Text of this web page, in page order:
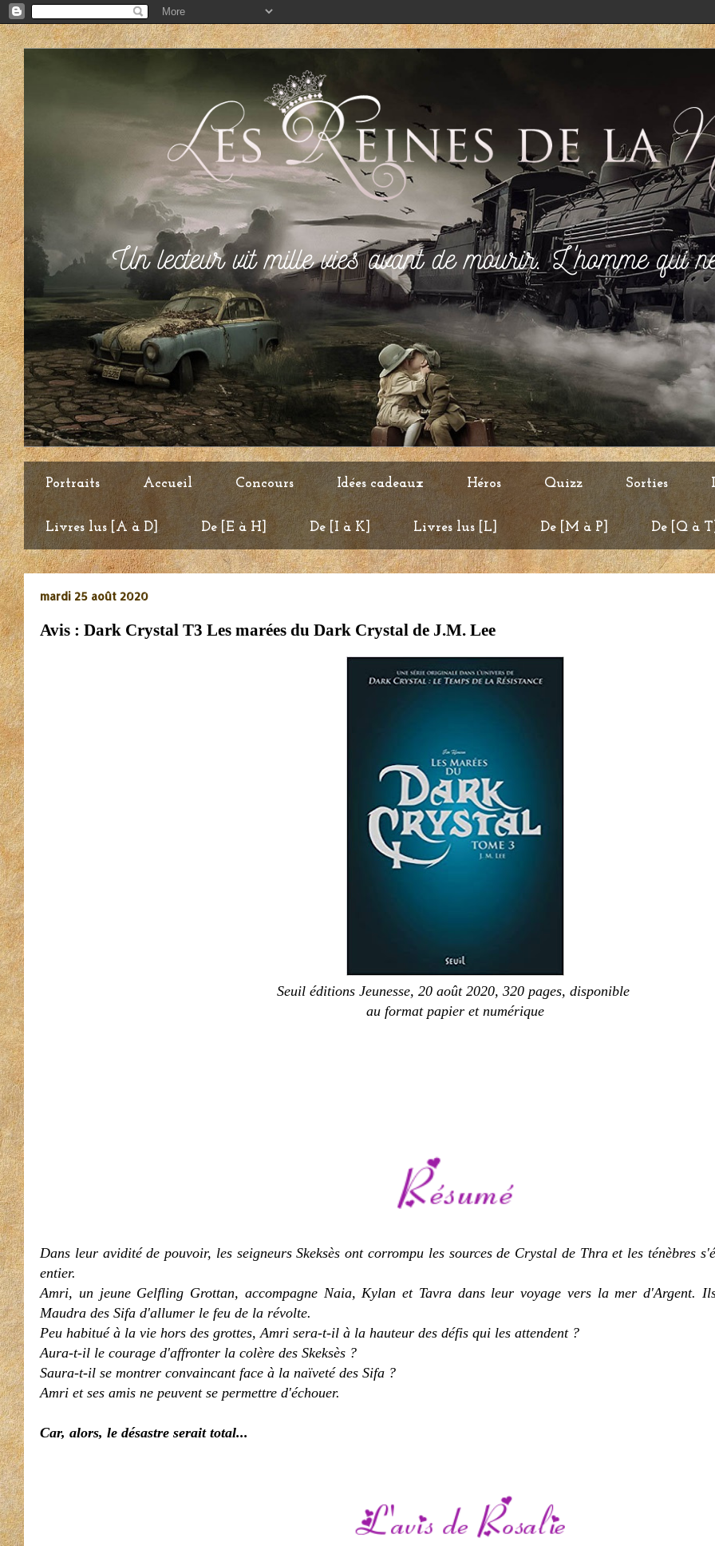
Portraits Accueil Concours Idées cadeaux Héros Quizz Sorties
Livres lus [A à D] De [E à H] De [I à K] Livres lus [L] De [M à P] De [Q à T]
mardi 25 août 2020
Avis : Dark Crystal T3 Les marées du Dark Crystal de J.M. Lee
Seuil éditions Jeunesse, 20 août 2020, 320 pages, disponible
au format papier et numérique
Dans leur avidité de pouvoir, les seigneurs Skeksès ont corrompu les sources de Crystal de Thra et les ténèbres
entier.
Amri, un jeune Gelfling Grottan, accompagne Naia, Kylan et Tavra dans leur voyage vers la mer d'Argent.
Maudra des Sifa d'allumer le feu de la révolte.
Peu habitué à la vie hors des grottes, Amri sera-t-il à la hauteur des défis qui les attendent ?
Aura-t-il le courage d'affronter la colère des Skeksès ?
Saura-t-il se montrer convaincant face à la naïveté des Sifa ?
Amri et ses amis ne peuvent se permettre d'échouer.
Car, alors, le désastre serait total...